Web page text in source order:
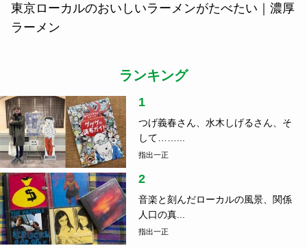
東京ローカルのおいしいラーメンがたべたい｜濃厚
ラーメン
ランキング
1
つげ義春さん、水木しげるさん、そ
して……...
指出一正
2
音楽と刻んだローカルの風景、関係
人口の真...
指出一正